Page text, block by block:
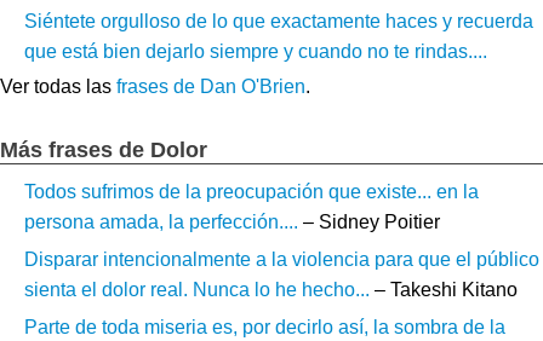
Siéntete orgulloso de lo que exactamente haces y recuerda
que está bien dejarlo siempre y cuando no te rindas....
Ver todas las frases de Dan O'Brien.
Más frases de Dolor
Todos sufrimos de la preocupación que existe... en la
persona amada, la perfección.... – Sidney Poitier
Disparar intencionalmente a la violencia para que el público
sienta el dolor real. Nunca lo he hecho... – Takeshi Kitano
Parte de toda miseria es, por decirlo así, la sombra de la